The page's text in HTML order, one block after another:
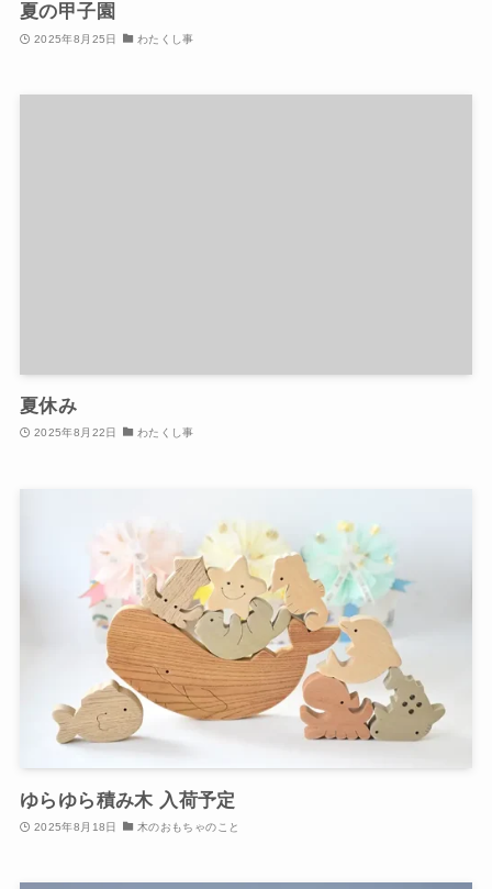
夏の甲子園
2025年8月25日 わたくし事
夏休み
2025年8月22日 わたくし事
ゆらゆら積み木 入荷予定
2025年8月18日 木のおもちゃのこと